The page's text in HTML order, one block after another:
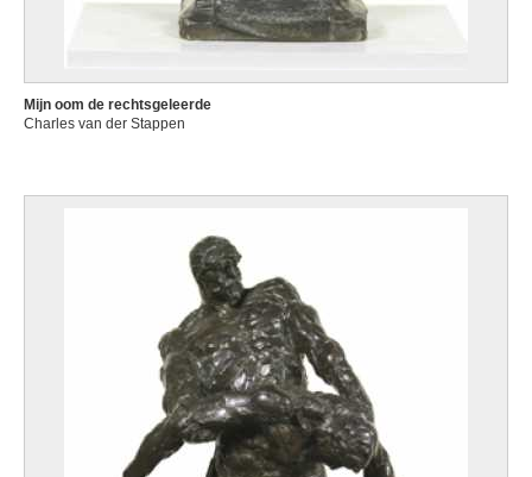
Mijn oom de rechtsgeleerde
Charles van der Stappen